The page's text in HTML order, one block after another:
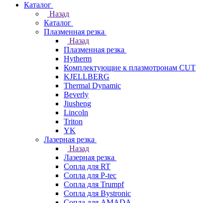
Каталог
Назад
Каталог
Плазменная резка
Назад
Плазменная резка
Hytherm
Комплектующие к плазмотронам CUT
KJELLBERG
Thermal Dynamic
Beverly
Jiusheng
Lincoln
Triton
YK
Лазерная резка
Назад
Лазерная резка
Сопла для RT
Сопла для P-tec
Сопла для Trumpf
Сопла для Bystronic